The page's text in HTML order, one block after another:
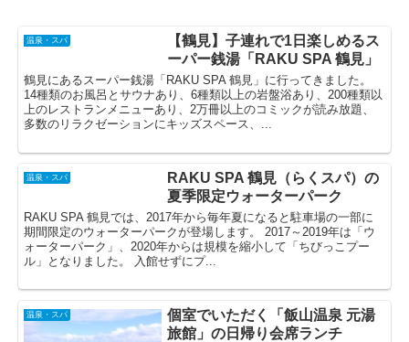
温泉・スパ
【鶴見】子連れで1日楽しめるス
ーパー銭湯「RAKU SPA 鶴見」
鶴見にあるスーパー銭湯「RAKU SPA 鶴見」に行ってきました。
14種類のお風呂とサウナあり、6種類以上の岩盤浴あり、200種類以
上のレストランメニューあり、2万冊以上のコミックが読み放題、
多数のリラクゼーションにキッズスペース、...
温泉・スパ
RAKU SPA 鶴見（らくスパ）の
夏季限定ウォーターパーク
RAKU SPA 鶴見では、2017年から毎年夏になると駐車場の一部に
期間限定のウォーターパークが登場します。 2017～2019年は「ウ
ォーターパーク」、2020年からは規模を縮小して「ちびっこプー
ル」となりました。 入館せずにプ...
温泉・スパ
個室でいただく「飯山温泉 元湯
旅館」の日帰り会席ランチ